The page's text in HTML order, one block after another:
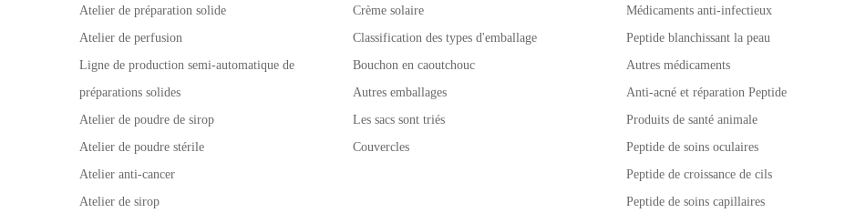
Atelier de préparation solide
Atelier de perfusion
Ligne de production semi-automatique de
préparations solides
Atelier de poudre de sirop
Atelier de poudre stérile
Atelier anti-cancer
Atelier de sirop
Crème solaire
Classification des types d'emballage
Bouchon en caoutchouc
Autres emballages
Les sacs sont triés
Couvercles
Médicaments anti-infectieux
Peptide blanchissant la peau
Autres médicaments
Anti-acné et réparation Peptide
Produits de santé animale
Peptide de soins oculaires
Peptide de croissance de cils
Peptide de soins capillaires